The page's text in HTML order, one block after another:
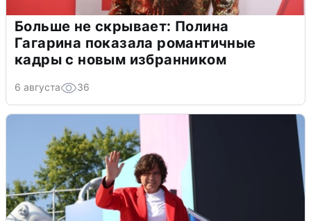
Больше не скрывает: Полина
Гагарина показала романтичные
кадры с новым избранником
6 августа 36